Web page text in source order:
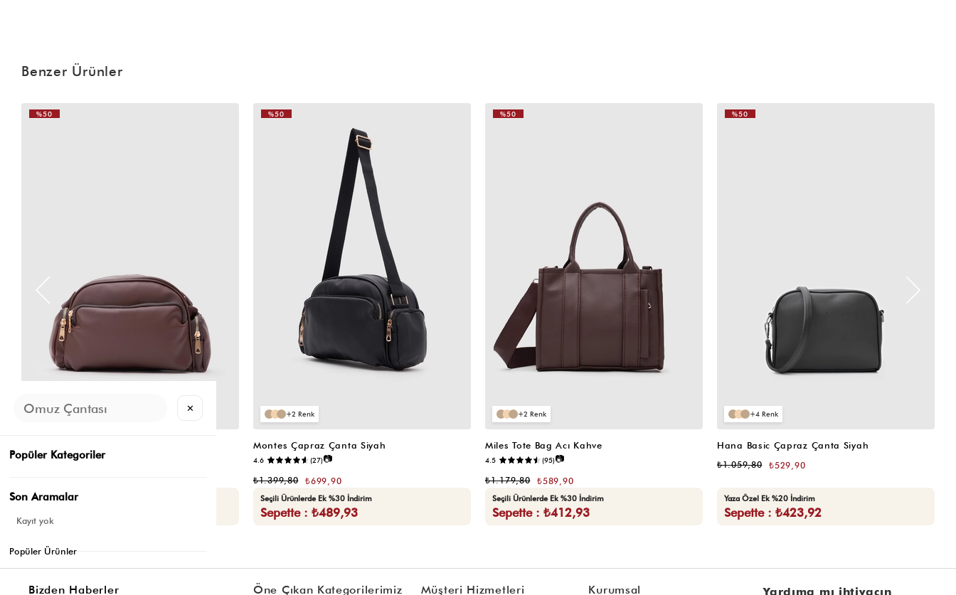
Benzer Ürünler
4.5 (12)📷
Seçili Ürünlerde Ek %30 İndirim
%50
2
Montes Çapraz Çanta Siyah
4.6 (27)📷
₺699,90
₺1.399,80
Seçili Ürünlerde Ek %30 İndirim
Sepette : ₺489,93
%50
2
Miles Tote Bag Acı Kahve
4.5 (95)📷
₺589,90
₺1.179,80
Seçili Ürünlerde Ek %30 İndirim
Sepette : ₺412,93
%50
4
Hana Basic Çapraz Çanta Siyah
₺529,90
₺1.059,80
Yaza Özel Ek %20 İndirim
Sepette : ₺423,92
%50
Bizden Haberler Öne Çıkan Kategorilerimiz Müşteri Hizmetleri Kurumsal Yardıma mı ihtiyacın
✕
Popüler Kategoriler
Son Aramalar
Kayıt yok
Popüler Ürünler